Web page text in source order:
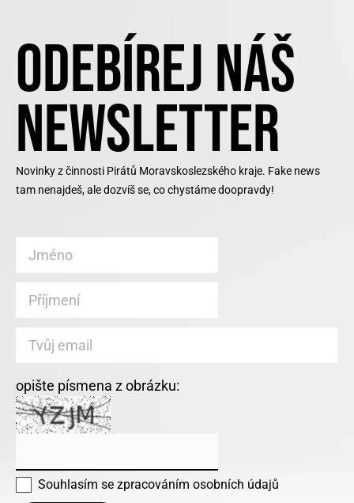
ODEBÍREJ NÁŠ
NEWSLETTER
Novinky z činnosti Pirátů Moravskoslezského kraje. Fake news
tam nenajdeš, ale dozvíš se, co chystáme doopravdy!
opište písmena z obrázku:
Souhlasím se zpracováním osobních údajů